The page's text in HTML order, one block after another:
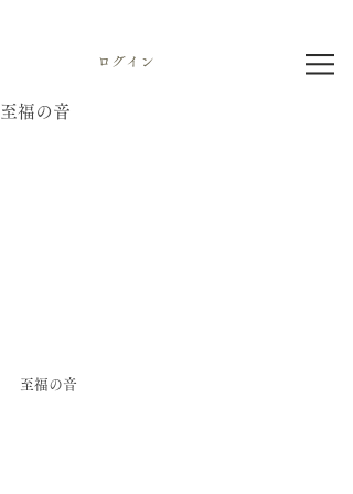
ログイン
至福の音
至福の音